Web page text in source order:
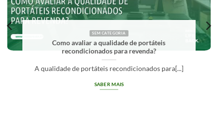
SEM CATEGORIA
O que significa Grade A em equipamentos
recondicionados?
Grade A em equipamentos recondicionados